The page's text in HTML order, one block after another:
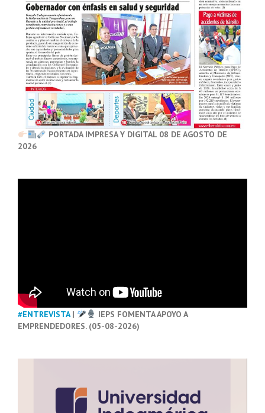
PORTADA IMPRESA Y DIGITAL 08 DE AGOSTO DE
2026
#ENTREVISTA|
IEPS FOMENTA APOYO A
EMPRENDEDORES. (05-08-2026)